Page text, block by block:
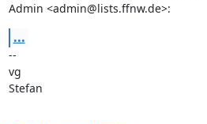
Admin <admin@lists.ffnw.de>:
...
--
vg
Stefan